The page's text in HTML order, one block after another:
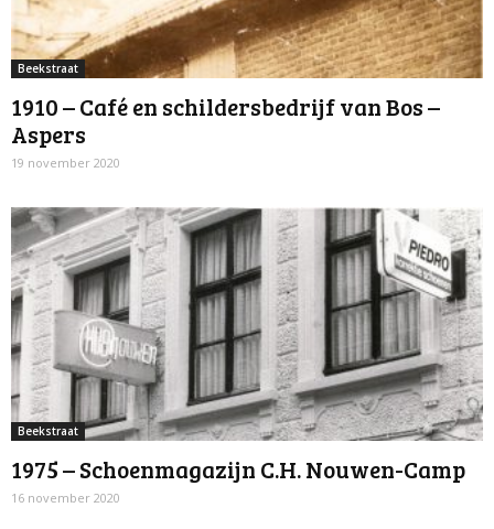
Beekstraat
1910 – Café en schildersbedrijf van Bos –
Aspers
19 november 2020
Beekstraat
1975 – Schoenmagazijn C.H. Nouwen-Camp
16 november 2020